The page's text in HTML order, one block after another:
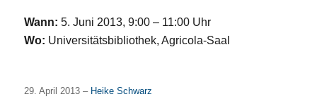
Wann: 5. Juni 2013, 9:00 – 11:00 Uhr
Wo: Universitätsbibliothek, Agricola-Saal
29. April 2013 – Heike Schwarz